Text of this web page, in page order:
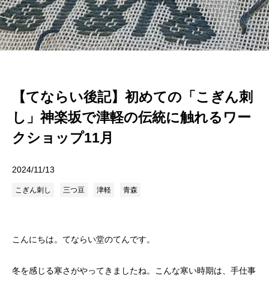
【てならい後記】初めての「こぎん刺
し」神楽坂で津軽の伝統に触れるワー
クショップ11月
2024/11/13
こぎん刺し 三つ豆 津軽 青森
こんにちは。てならい堂のてんです。
冬を感じる寒さがやってきましたね。こんな寒い時期は、手仕事